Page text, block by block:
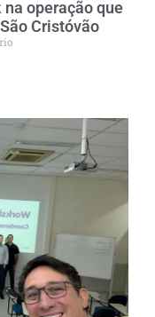
operação que
Cristóvão